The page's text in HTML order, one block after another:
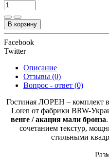
В корзину
Facebook
Twitter
Описание
Отзывы (0)
Вопрос - ответ (0)
Гостиная ЛОРЕН – комплект
Loren от фабрики BRW-
венге / акация мали бронза
сочетанием текстур,
стильными